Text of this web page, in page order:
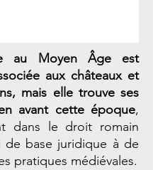
au Moyen Âge est
aux châteaux et
mais elle trouve ses
avant cette époque,
dans le droit romain
de base juridique à de
pratiques médiévales.